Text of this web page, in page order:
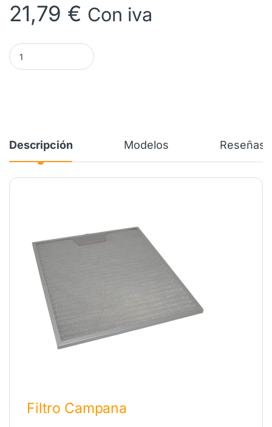
21,79 € Con iva
Filtro Campana BEKO 250 x 300 mm. 9189387004 cantidad
Descripción Modelos Reseñas
Filtro Campana